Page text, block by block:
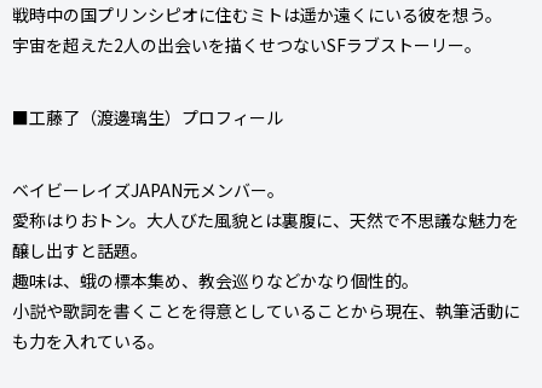
戦時中の国プリンシピオに住むミトは遥か遠くにいる彼を想う。
宇宙を超えた2人の出会いを描くせつないSFラブストーリー。
■工藤了（渡邊璃生）プロフィール
ベイビーレイズJAPAN元メンバー。
愛称はりおトン。大人びた風貌とは裏腹に、天然で不思議な魅力を
醸し出すと話題。
趣味は、蛾の標本集め、教会巡りなどかなり個性的。
小説や歌詞を書くことを得意としていることから現在、執筆活動に
も力を入れている。